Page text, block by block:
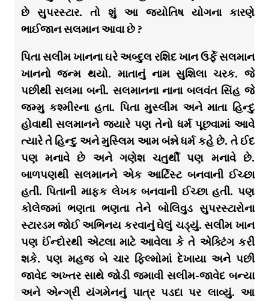
છે સુપરસ્ટાર. તો શું આ જ્યોતિષ યોગના કારણે
ભાઈજાન સલમાન આવા છે ?
પિતા સલીમ ખાનના ઘરે અબ્દુલ રશિદ ખાન ઉર્ફે સલમાન
ખાનનો જન્મ થયો. માતાનું નામ સુશિલા ચરક. જે
પછીથી સલમા બની. સલમાનના નાના બલવંત સિંહ જે
જમ્મુ કશ્મીરના હતા. પિતા મુસ્લીમ અને માતા હિન્દુ
હોવાથી સલમાનને જ્યારે પણ તેનો ધર્મ પૂછવામાં આવે
ત્યારે તે હિન્દુ અને મુસ્લિમ આમ બંન્ને ધર્મ કહે છે. તે ઈદ
પણ મનાવે છે અને ગણેશ ચતુર્થી પણ મનાવે છે.
બાળપણથી સલમાનને એક આર્ટિસ્ટ બનવાની ઈચ્છા
હતી. પિતાની માફક લેખક બનવાની ઈચ્છા હતી. પણ
કોલેજમાં ભણતા ભણતા તેને બોલિવુડ સુપરસ્ટારોના
સ્ટારડમ જોઈ અભિનય કરવાનું ઘેલું ચડ્યું. સલીમ ખાન
પણ ઈંન્દોરથી એટલા માટે આવેલા કે તે એક્ટિંગ કરી
શકે. પણ મહજ બે ચાર ફિલ્મોમાં દેખાયા અને પછી
જાવેદ અખ્તર સાથે જોડી જમાવી સલીમ-જાવેદ બન્યા
અને એન્ગ્રી યંગમેનનું પાત્ર પડદા પર લાવ્યું. આ